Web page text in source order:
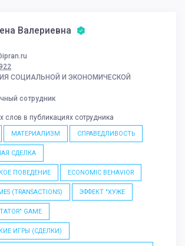
Валериевна
СОЦИАЛЬНОЙ И ЭКОНОМИЧЕСКОЙ
сотрудник
слов в публикациях сотрудника
МАТЕРИАЛИЗМ СПРАВЕДЛИВОСТЬ
СДЕЛКА
ПОВЕДЕНИЕ ECONOMIC BEHAVIOR
(TRANSACTIONS) ЭФФЕКТ "ХУЖЕ
GAME
ИГРЫ (СДЕЛКИ)